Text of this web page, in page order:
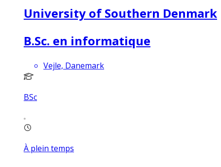
University of Southern Denmark
B.Sc. en informatique
Vejle, Danemark
BSc
À plein temps